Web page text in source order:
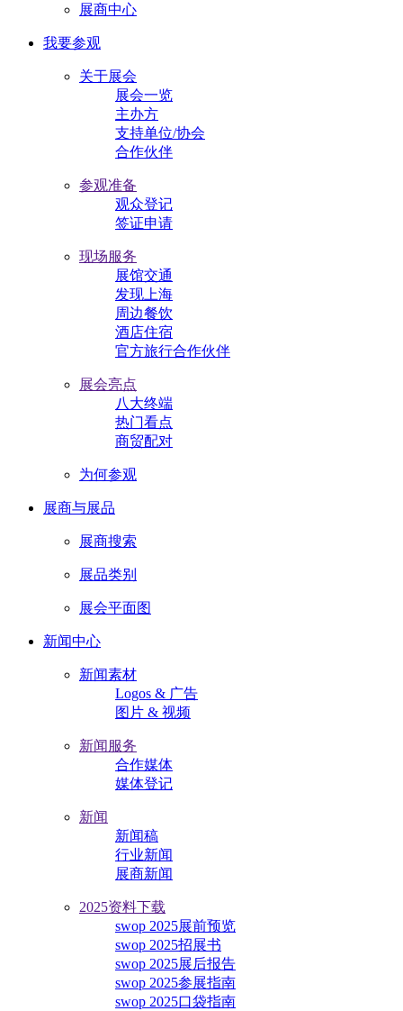
展商中心
我要参观
关于展会
展会一览
主办方
支持单位/协会
合作伙伴
参观准备
观众登记
签证申请
现场服务
展馆交通
发现上海
周边餐饮
酒店住宿
官方旅行合作伙伴
展会亮点
八大终端
热门看点
商贸配对
为何参观
展商与展品
展商搜索
展品类别
展会平面图
新闻中心
新闻素材
Logos & 广告
图片 & 视频
新闻服务
合作媒体
媒体登记
新闻
新闻稿
行业新闻
展商新闻
2025资料下载
swop 2025展前预览
swop 2025招展书
swop 2025展后报告
swop 2025参展指南
swop 2025口袋指南